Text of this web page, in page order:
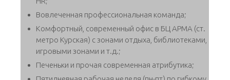
Вовлеченная профессиональная команда;
Комфортный, современный офис в БЦ АРМА (ст.
метро Курская) с зонами отдыха, библиотеками,
игровыми зонами и т.д.;
Печеньки и прочая современная атрибутика;